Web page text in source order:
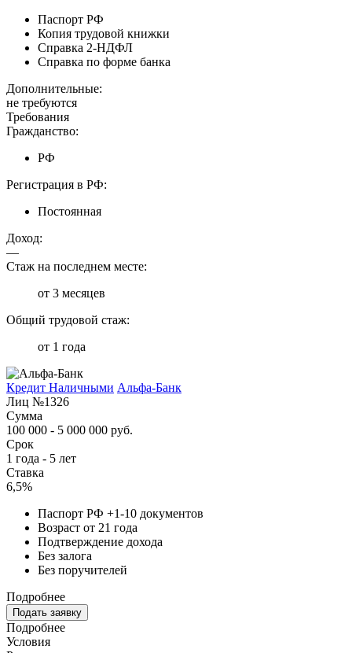
Паспорт РФ
Копия трудовой книжки
Справка 2-НДФЛ
Справка по форме банка
Дополнительные:
не требуются
Требования
Гражданство:
РФ
Регистрация в РФ:
Постоянная
Доход:
—
Стаж на последнем месте:
от 3 месяцев
Общий трудовой стаж:
от 1 года
Кредит Наличными Альфа-Банк
Лиц №1326
Сумма
100 000 - 5 000 000 руб.
Срок
1 года - 5 лет
Ставка
6,5%
Паспорт РФ +1-10 документов
Возраст от 21 года
Подтверждение дохода
Без залога
Без поручителей
Подробнее
Подать заявку
Подробнее
Условия